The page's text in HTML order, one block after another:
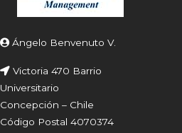
Ángelo Benvenuto V.
Victoria 470 Barrio
Universitario
Concepción – Chile
Código Postal 4070374